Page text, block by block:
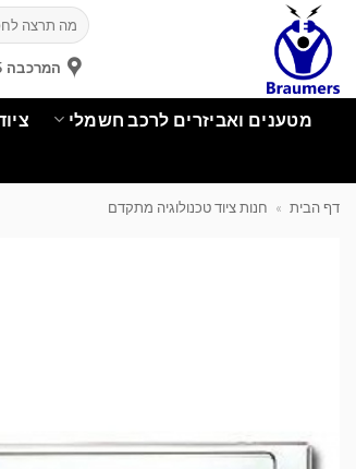
content
חיפוש
עבור:
המרכבה 25, חולון
מטענים ואביזרים לרכב חשמלי
דף הבית » חנות ציוד טכנולוגיה מתקדם